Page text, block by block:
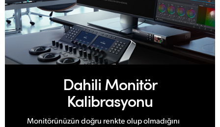
Dahili Monitör
Kalibrasyonu
Monitörünüzün doğru renkte olup olmadığını